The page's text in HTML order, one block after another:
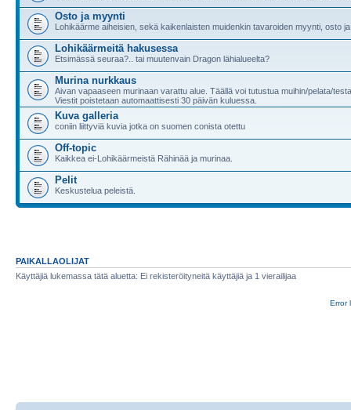
Osto ja myynti
Lohikäärme aiheisien, sekä kaikenlaisten muidenkin tavaroiden myynti, osto
Lohikäärmeitä hakusessa
Etsimässä seuraa?.. tai muutenvain Dragon lähialueelta?
Murina nurkkaus
Aivan vapaaseen murinaan varattu alue. Täällä voi tutustua muihin/pelata/
Viestit poistetaan automaattisesti 30 päivän kuluessa.
Kuva galleria
coniin liittyviä kuvia jotka on suomen conista otettu
Off-topic
Kaikkea ei-Lohikäärmeistä Rähinää ja murinaa.
Pelit
Keskustelua peleistä.
PAIKALLAOLIJAT
Käyttäjiä lukemassa tätä aluetta: Ei rekisteröityneitä käyttäjiä ja 1 vierailijaa
Error